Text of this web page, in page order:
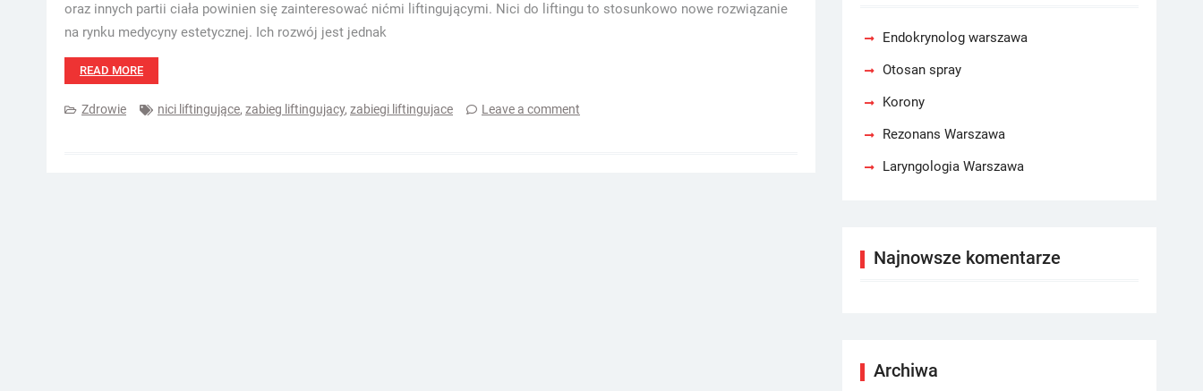
oraz innych partii ciała powinien się zainteresować nićmi liftingującymi. Nici do liftingu to stosunkowo nowe rozwiązanie
na rynku medycyny estetycznej. Ich rozwój jest jednak
READ MORE
Zdrowie nici liftingujące, zabieg liftingujacy, zabiegi liftingujace Leave a comment
Endokrynolog warszawa
Otosan spray
Korony
Rezonans Warszawa
Laryngologia Warszawa
Najnowsze komentarze
Archiwa